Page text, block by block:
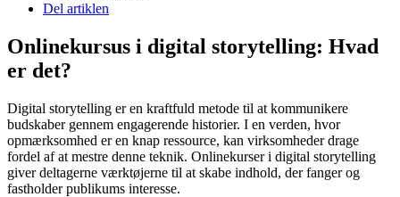
Del artiklen
Onlinekursus i digital storytelling: Hvad
er det?
Digital storytelling er en kraftfuld metode til at kommunikere
budskaber gennem engagerende historier. I en verden, hvor
opmærksomhed er en knap ressource, kan virksomheder drage
fordel af at mestre denne teknik. Onlinekurser i digital storytelling
giver deltagerne værktøjerne til at skabe indhold, der fanger og
fastholder publikums interesse.